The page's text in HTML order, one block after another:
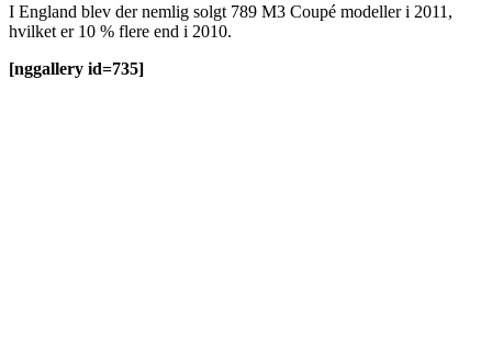
I England blev der nemlig solgt 789 M3 Coupé modeller i 2011,
hvilket er 10 % flere end i 2010.
[nggallery id=735]